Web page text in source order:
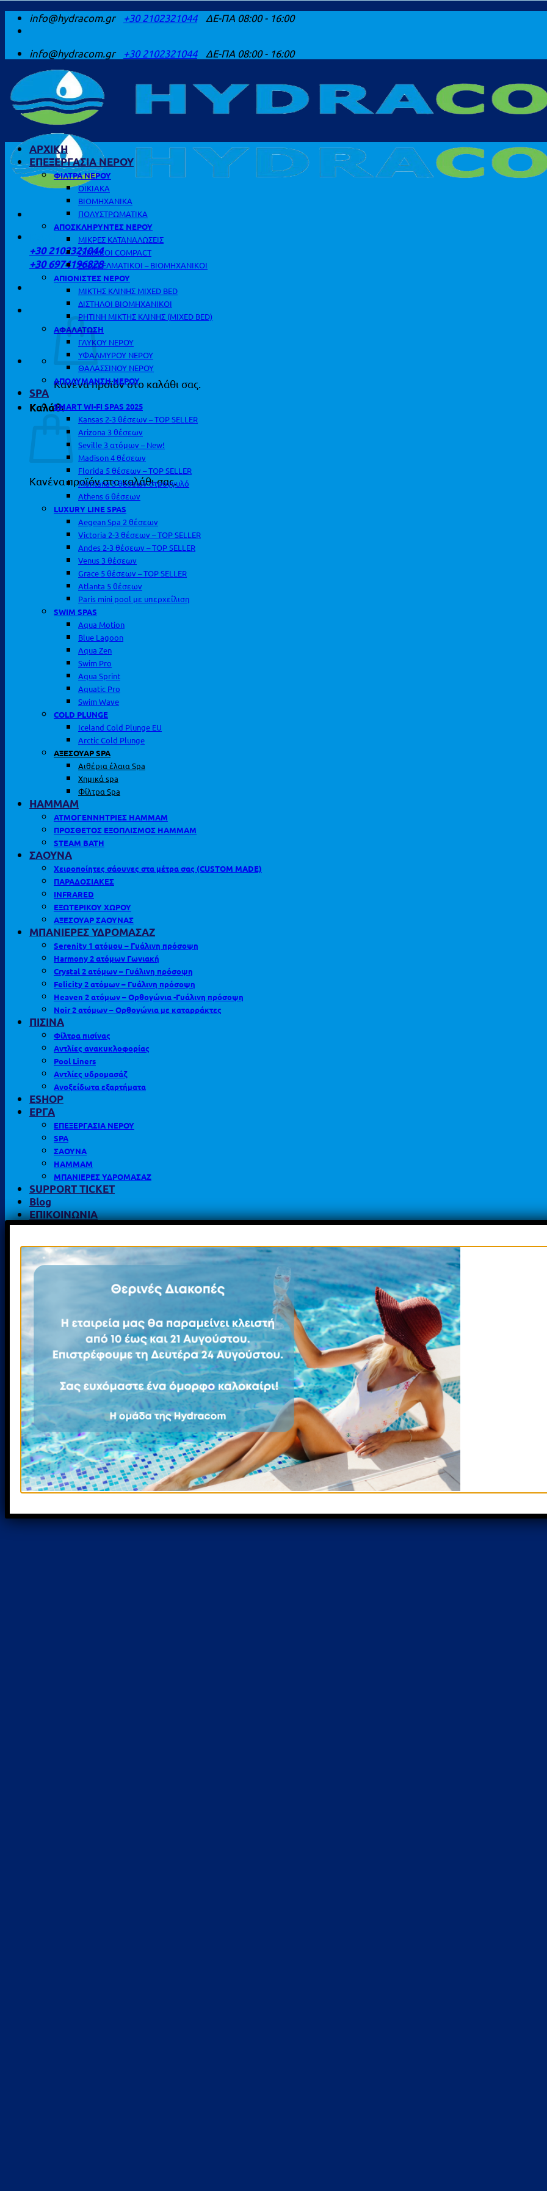
Μετάβαση
στο
info@hydracom.gr +30 2102321044 ΔΕ-ΠΑ 08:00 - 16:00
info@hydracom.gr +30 2102321044 ΔΕ-ΠΑ 08:00 - 16:00
ΚΑΛΕΣΤΕ ΜΑΣ
+30 2102321044
+30 6974196828
Κανένα προϊόν στο καλάθι σας.
Καλάθι
Κανένα προϊόν στο καλάθι σας.
ΑΡΧΙΚΗ
ΕΠΕΞΕΡΓΑΣΙΑ ΝΕΡΟΥ
ΦΙΛΤΡΑ ΝΕΡΟΥ
ΟΙΚΙΑΚΑ
ΒΙΟΜΗΧΑΝΙΚΑ
ΠΟΛΥΣΤΡΩΜΑΤΙΚΑ
ΑΠΟΣΚΛΗΡΥΝΤΕΣ ΝΕΡΟΥ
ΜΙΚΡΕΣ ΚΑΤΑΝΑΛΩΣΕΙΣ
ΟΙΚΙΑΚΟΙ COMPACT
ΕΠΑΓΓΕΛΜΑΤΙΚΟΙ – ΒΙΟΜΗΧΑΝΙΚΟΙ
ΑΠΙΟΝΙΣΤΕΣ ΝΕΡΟΥ
ΜΙΚΤΗΣ ΚΛΙΝΗΣ MIXED BED
ΔΙΣΤΗΛΟΙ ΒΙΟΜΗΧΑΝΙΚΟΙ
ΡΗΤΙΝΗ ΜΙΚΤΗΣ ΚΛΙΝΗΣ (MIXED BED)
ΑΦΑΛΑΤΩΣΗ
ΓΛΥΚΟΥ ΝΕΡΟΥ
ΥΦΑΛΜΥΡΟΥ ΝΕΡΟΥ
ΘΑΛΑΣΣΙΝΟΥ ΝΕΡΟΥ
ΑΠΟΛΥΜΑΝΣΗ ΝΕΡΟΥ
SPA
SMART WI-FI SPAS 2025
Kansas 2-3 θέσεων – TOP SELLER
Arizona 3 θέσεων
Seville 3 ατόμων – New!
Madison 4 θέσεων
Florida 5 θέσεων – TOP SELLER
Montana 5 θέσεων στρογγυλό
Athens 6 θέσεων
LUXURY LINE SPAS
Aegean Spa 2 θέσεων
Victoria 2-3 θέσεων – TOP SELLER
Andes 2-3 θέσεων – TOP SELLER
Venus 3 θέσεων
Grace 5 θέσεων – TOP SELLER
Atlanta 5 θέσεων
Paris mini pool με υπερχείλιση
SWIM SPAS
Aqua Motion
Blue Lagoon
Aqua Zen
Swim Pro
Aqua Sprint
Aquatic Pro
Swim Wave
COLD PLUNGE
Iceland Cold Plunge EU
Arctic Cold Plunge
ΑΞΕΣΟΥΑΡ SPA
Αιθέρια έλαια Spa
Χημικά spa
Φίλτρα Spa
HAMMAM
ΑΤΜΟΓΕΝΝΗΤΡΙΕΣ HAMMAM
ΠΡΟΣΘΕΤΟΣ ΕΞΟΠΛΙΣΜΟΣ HAMMAM
STEAM BATH
ΣΑΟΥΝΑ
Χειροποίητες σάουνες στα μέτρα σας (CUSTOM MADE)
ΠΑΡΑΔΟΣΙΑΚΕΣ
INFRARED
ΕΞΩΤΕΡΙΚΟΥ ΧΩΡΟΥ
ΑΞΕΣΟΥΑΡ ΣΑΟΥΝΑΣ
ΜΠΑΝΙΕΡΕΣ ΥΔΡΟΜΑΣΑΖ
Serenity 1 ατόμου – Γυάλινη πρόσοψη
Harmony 2 ατόμων Γωνιακή
Crystal 2 ατόμων – Γυάλινη πρόσοψη
Felicity 2 ατόμων – Γυάλινη πρόσοψη
Heaven 2 ατόμων – Ορθογώνια -Γυάλινη πρόσοψη
Noir 2 ατόμων – Ορθογώνια με καταρράκτες
ΠΙΣΙΝΑ
Φίλτρα πισίνας
Αντλίες ανακυκλοφορίας
Pool Liners
Αντλίες υδρομασάζ
Ανοξείδωτα εξαρτήματα
ESHOP
ΕΡΓΑ
ΕΠΕΞΕΡΓΑΣΙΑ ΝΕΡΟΥ
SPA
ΣΑΟΥΝΑ
HAMMAM
ΜΠΑΝΙΕΡΕΣ ΥΔΡΟΜΑΣΑΖ
SUPPORT TICKET
Blog
ΕΠΙΚΟΙΝΩΝΙΑ
Καλοκαιρινές προσφορές
Αναζήτηση
για: